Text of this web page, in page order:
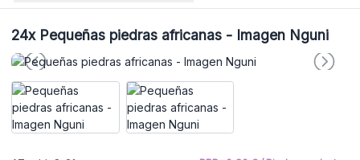
24xPequeñas piedras africanas - Imagen Nguni